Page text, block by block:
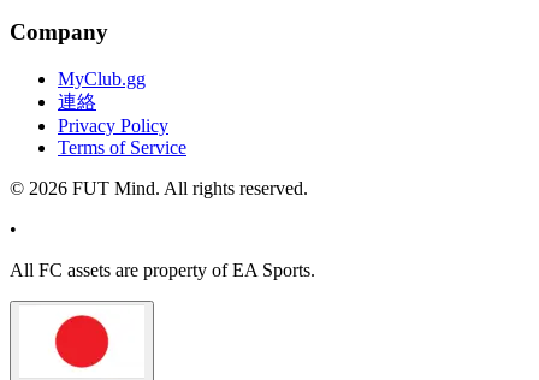
Company
MyClub.gg
連絡
Privacy Policy
Terms of Service
© 2026 FUT Mind. All rights reserved.
•
All FC assets are property of EA Sports.